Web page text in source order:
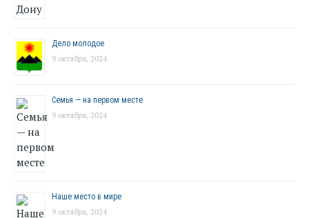
Дело молодое
9 октября, 2024
Семья — на первом месте
9 октября, 2024
Наше место в мире
9 октября, 2024